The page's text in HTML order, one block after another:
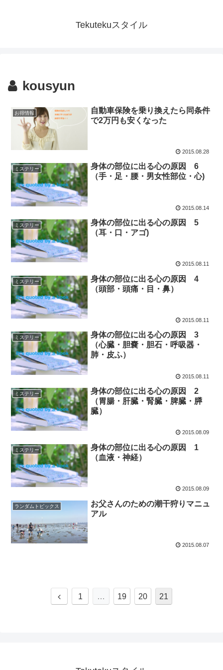
Tekutekuスタイル
kousyun
お得情報
自動車保険を乗り換えたら同条件
で2万円も安くなった
2015.08.28
ミステリー
身体の部位に出る心の原因 6
（手・足・腰・男女性部位・心)
2015.08.14
ミステリー
身体の部位に出る心の原因 5
（耳・口・アゴ)
2015.08.11
ミステリー
身体の部位に出る心の原因 4
（頭部・頭痛・目・鼻）
2015.08.11
ミステリー
身体の部位に出る心の原因 3
（心臓・胆嚢・胆石・呼吸器・
肺・皮ふ）
2015.08.11
ミステリー
身体の部位に出る心の原因 2
（胃腸・肝臓・腎臓・脾臓・膵
臓）
2015.08.09
ミステリー
身体の部位に出る心の原因 1
（血液・神経）
2015.08.09
ランダムトピックス
お父さんのための潮干狩りマニュ
アル
2015.08.07
前
1 … 19 20 21